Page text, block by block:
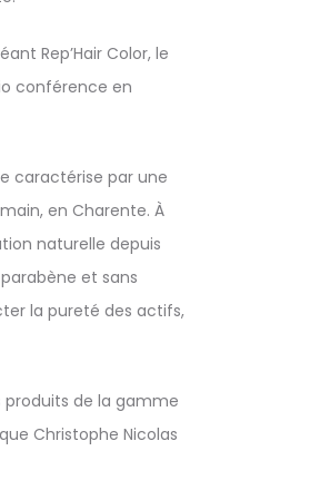
Rep’Hair Color, le
conférence en
caractérise par une
en Charente. À
naturelle depuis
et sans
la pureté des actifs,
produits de la gamme
Christophe Nicolas